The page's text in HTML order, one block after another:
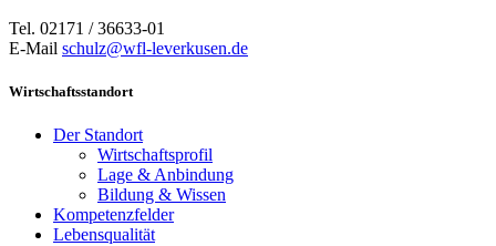
Tel. 02171 / 36633-01
E-Mail schulz@wfl-leverkusen.de
Wirtschaftsstandort
Der Standort
Wirtschaftsprofil
Lage & Anbindung
Bildung & Wissen
Kompetenzfelder
Lebensqualität